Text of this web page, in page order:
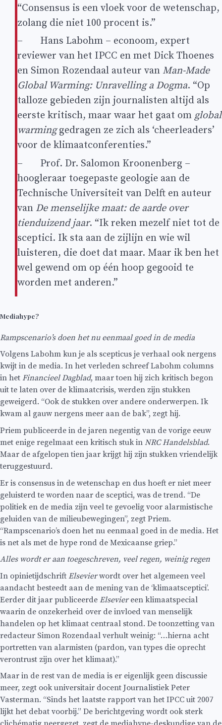
“Consensus is een vloek voor de wetenschap,
zolang die niet 100 procent is.”
– Hans Labohm – econoom, expert
reviewer van het IPCC en met Dick Thoenes
en Simon Rozendaal auteur van Man-Made
Global Warming: Unravelling a Dogma. “Op
talloze gebieden zijn journalisten altijd als
eerste kritisch, maar waar het gaat om global
warminggedragen ze zich als ‘cheerleaders’
voor de klimaatconferenties.”
– Prof. Dr. Salomon Kroonenberg –
hoogleraar toegepaste geologie aan de
Technische Universiteit van Delft en auteur
van De menselijke maat: de aarde over
tienduizend jaar. “Ik reken mezelf niet tot de
sceptici. Ik sta aan de zijlijn en wie wil
luisteren, die doet dat maar. Maar ik ben het
wel gewend om op één hoop gegooid te
worden met anderen.”
Mediahype?
Rampscenario’s doen het nu eenmaal goed in de media
Volgens Labohm kun je als scepticus je verhaal ook nergens
kwijt in de media. In het verleden schreef Labohm columns
in het Financieel Dagblad, maar toen hij zich kritisch begon
uit te laten over de klimaatcrisis, werden zijn stukken
geweigerd. “Ook de stukken over andere onderwerpen. Ik
kwam al gauw nergens meer aan de bak”, zegt hij.
Priem publiceerde in de jaren negentig van de vorige eeuw
met enige regelmaat een kritisch stuk in NRC Handelsblad.
Maar de afgelopen tien jaar krijgt hij zijn stukken vriendelijk
teruggestuurd.
Er is consensus in de wetenschap en dus hoeft er niet meer
geluisterd te worden naar de sceptici, was de trend. “De
politiek en de media zijn veel te gevoelig voor alarmistische
geluiden van de milieubewegingen”, zegt Priem.
“Rampscenario’s doen het nu eenmaal goed in de media. Het
is net als met de hype rond de Mexicaanse griep.”
Alles wordt er aan toegeschreven, veel regen, weinig regen
In opinietijdschrift Elsevierwordt over het algemeen veel
aandacht besteedt aan de mening van de ‘klimaatsceptici’.
Eerder dit jaar publiceerde Elseviereen klimaatspecial
waarin de onzekerheid over de invloed van menselijk
handelen op het klimaat centraal stond. De toonzetting van
redacteur Simon Rozendaal verhult weinig: “…hierna acht
portretten van alarmisten (pardon, van types die oprecht
verontrust zijn over het klimaat).”
Maar in de rest van de media is er eigenlijk geen discussie
meer, zegt ook universitair docent Journalistiek Peter
Vasterman. “Sinds het laatste rapport van het IPCC uit 2007
lijkt het debat voorbij.” De berichtgeving wordt ook sterk